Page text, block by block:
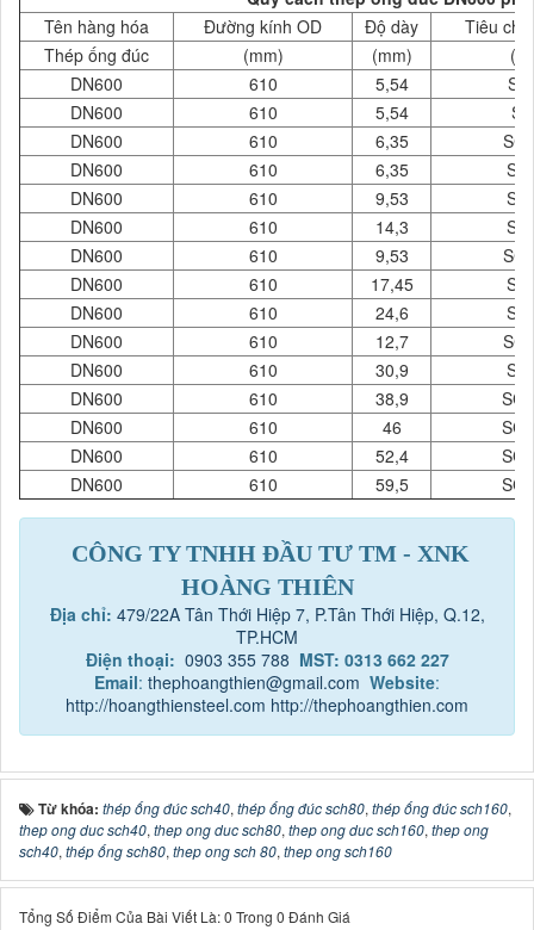
Tên hàng hóa
Đường kính OD Độ dày
Tiêu
Thép ống đúc
(mm) (mm)
(
DN600
610 5,54
DN600
610 5,54
DN600
610 6,35
DN600
610 6,35
DN600
610 9,53
DN600
610 14,3
DN600
610 9,53
DN600
610 17,45
DN600
610 24,6
DN600
610 12,7
DN600
610 30,9
DN600
610 38,9
DN600
610 46
DN600
610 52,4
DN600
610 59,5
CÔNG TY TNHH ĐẦU TƯ TM - XNK
HOÀNG THIÊN
Địa chỉ: 479/22A Tân Thới Hiệp 7, P.Tân Thới Hiệp, Q.12,
TP.HCM
Điện thoại: 0903 355 788 MST: 0313 662 227
Email: thephoangthien@gmail.com Website:
http://hoangthiensteel.com http://thephoangthien.com
Từ khóa: thép ống đúc sch40, thép ống đúc sch80, thép ống đúc sch160,
thep ong duc sch40, thep ong duc sch80, thep ong duc sch160, thep ong
sch40, thép ống sch80, thep ong sch 80, thep ong sch160
Tổng Số Điểm Của Bài Viết Là: 0 Trong 0 Đánh Giá